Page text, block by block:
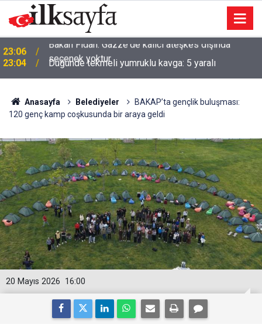
23:04 Düğünde tekmeli yumruklu kavga: 5 yaralı
Anasayfa Belediyeler
BAKAP’ta gençlik buluşması:
120 genç kamp coşkusunda bir araya geldi
16:00
20 Mayıs 2026